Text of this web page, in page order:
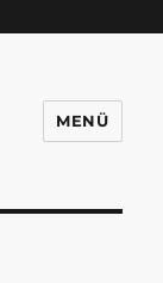
MENÜ